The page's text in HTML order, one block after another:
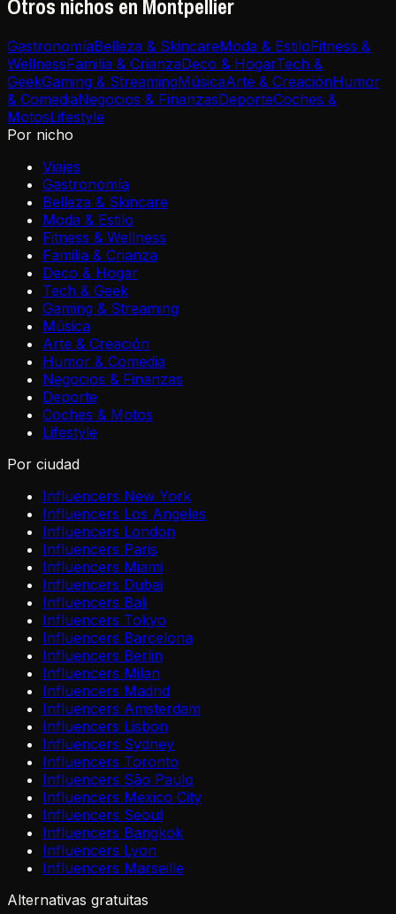
Otros nichos en Montpellier
GastronomíaBelleza & SkincareModa & EstiloFitness &
WellnessFamilia & CrianzaDeco & HogarTech &
GeekGaming & StreamingMúsicaArte & CreaciónHumor
& ComediaNegocios & FinanzasDeporteCoches &
MotosLifestyle
Por nicho
Viajes
Gastronomía
Belleza & Skincare
Moda & Estilo
Fitness & Wellness
Familia & Crianza
Deco & Hogar
Tech & Geek
Gaming & Streaming
Música
Arte & Creación
Humor & Comedia
Negocios & Finanzas
Deporte
Coches & Motos
Lifestyle
Por ciudad
Influencers New York
Influencers Los Angeles
Influencers London
Influencers Paris
Influencers Miami
Influencers Dubai
Influencers Bali
Influencers Tokyo
Influencers Barcelona
Influencers Berlin
Influencers Milan
Influencers Madrid
Influencers Amsterdam
Influencers Lisbon
Influencers Sydney
Influencers Toronto
Influencers São Paulo
Influencers Mexico City
Influencers Seoul
Influencers Bangkok
Influencers Lyon
Influencers Marseille
Alternativas gratuitas